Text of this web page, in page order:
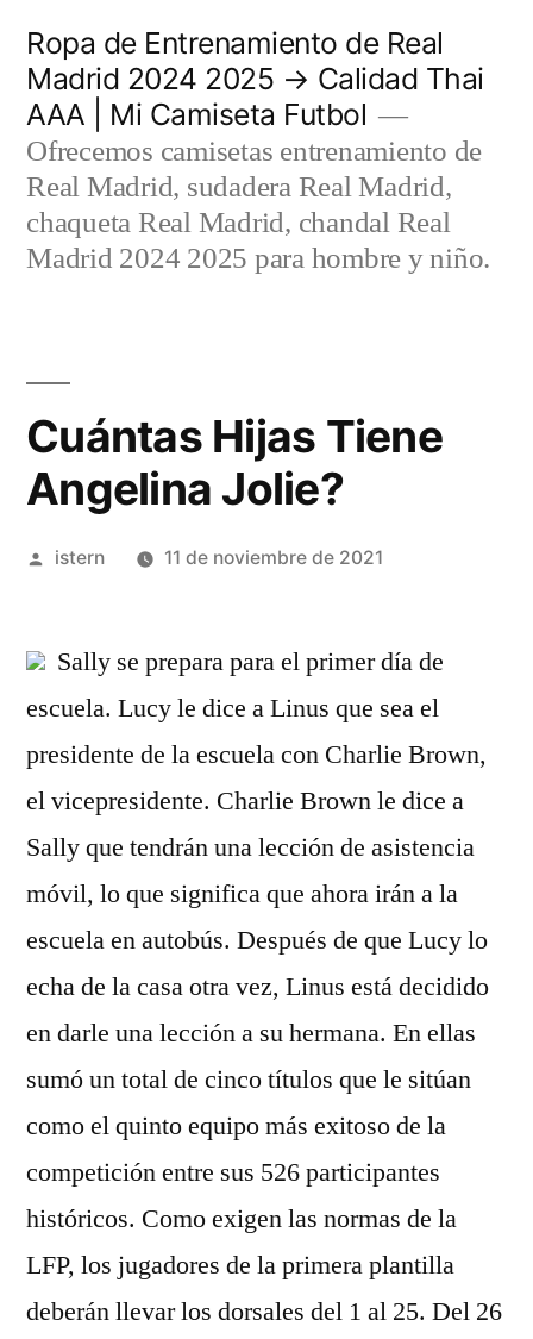
contenido
Ropa de Entrenamiento de Real
Madrid 2024 2025 → Calidad Thai
AAA | Mi Camiseta Futbol
Ofrecemos camisetas entrenamiento de
Real Madrid, sudadera Real Madrid,
chaqueta Real Madrid, chandal Real
Madrid 2024 2025 para hombre y niño.
Cuántas Hijas Tiene
Angelina Jolie?
Publicado
istern 11 de noviembre de 2021
Sally se prepara para el primer día de
escuela. Lucy le dice a Linus que sea el
presidente de la escuela con Charlie Brown,
el vicepresidente. Charlie Brown le dice a
Sally que tendrán una lección de asistencia
móvil, lo que significa que ahora irán a la
escuela en autobús. Después de que Lucy lo
echa de la casa otra vez, Linus está decidido
en darle una lección a su hermana. En ellas
sumó un total de cinco títulos que le sitúan
como el quinto equipo más exitoso de la
competición entre sus 526 participantes
históricos. Como exigen las normas de la
LFP, los jugadores de la primera plantilla
deberán llevar los dorsales del 1 al 25. Del 26